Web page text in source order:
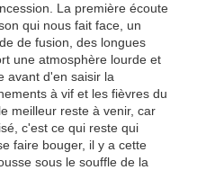
La première écoute
qui nous fait face, un
de fusion, des longues
une atmosphère lourde et
avant d'en saisir la
à vif et les fièvres du
meilleur reste à venir, car
c'est ce qui reste qui
faire bouger, il y a cette
sous le souffle de la